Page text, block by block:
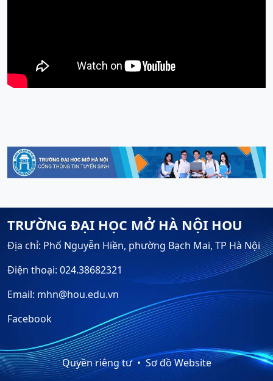
TRƯỜNG ĐẠI HỌC MỞ HÀ NỘI HOU
Địa chỉ: Phố Nguyễn Hiền, phường Bạch Mai, TP Hà Nội
Điện thoại: 024.38682321
Email: mhn@hou.edu.vn
Facebook
Quyền riêng tư Sơ đồ Website